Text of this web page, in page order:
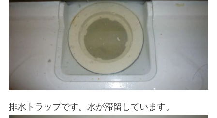
排水トラップです。水が滞留しています。